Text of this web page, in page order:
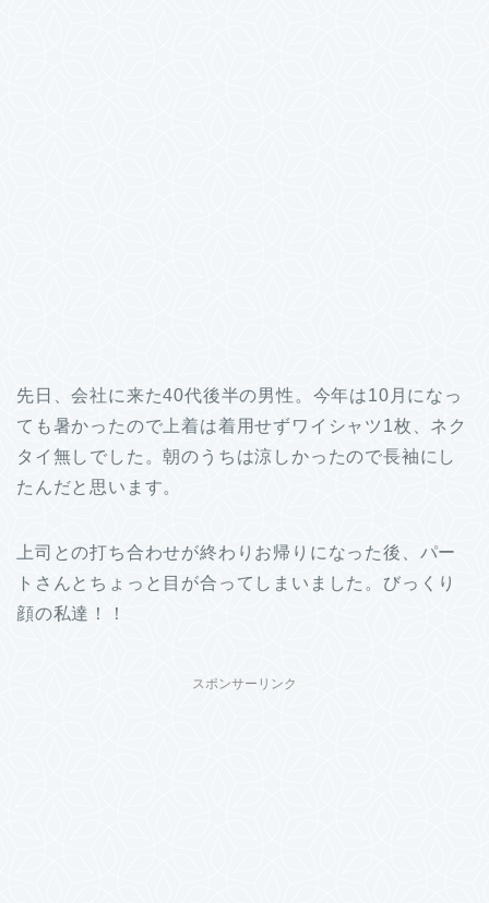
先日、会社に来た40代後半の男性。今年は10月になっ
ても暑かったので上着は着用せずワイシャツ1枚、ネク
タイ無しでした。朝のうちは涼しかったので長袖にし
たんだと思います。
上司との打ち合わせが終わりお帰りになった後、パー
トさんとちょっと目が合ってしまいました。びっくり
顔の私達！！
スポンサーリンク